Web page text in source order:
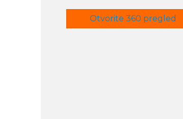
Otvorite 360 pregled